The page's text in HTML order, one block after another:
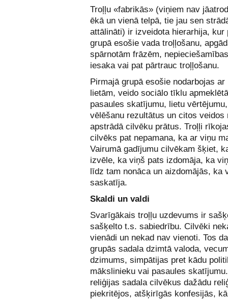
Troļļu «fabrikās» (viņiem nav
ēkā un vienā telpā, tie jau sen
attālināti) ir izveidota hierarhija, kur
grupā esošie vada troļļošanu,
spārnotām frāzēm,
iesaka vai pat pārtrauc troļļošanu.
Pirmajā grupā esošie nodarbojas ar
lietām, veido sociālo tīklu
pasaules skatījumu, lietu
vēlēšanu rezultātus un citos veidos
apstrādā cilvēku prātus. Troļļi
cilvēks pat nepamana, ka ar viņu
Vairumā gadījumu cilvēkam šķiet,
izvēle, ka viņš pats izdomāja, ka
līdz tam nonāca un aizdomājās, ka
saskatīja.
Skaldi un valdi
Svarīgākais troļļu uzdevums ir
sašķelto t.s. sabiedrību. Cilvēki
vienādi un nekad nav vienoti. Tos
grupās sadala dzimtā valoda,
dzimums, simpātijas pret kādu
mākslinieku vai pasaules
reliģijas sadala cilvēkus dažādu
piekritējos, atšķirīgās konfesijās,